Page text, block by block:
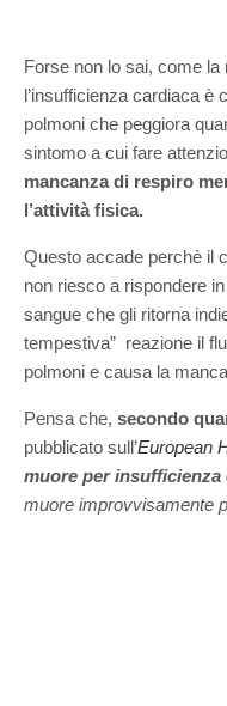
Forse non lo sai, come
l’insufficienza cardiaca è
polmoni che peggiora
sintomo a cui fare
mancanza di respiro
l’attività fisica.
Questo accade perchè il
non riesco a rispondere
sangue che gli ritorna
tempestiva” reazione il
polmoni e causa la
Pensa che, secondo
pubblicato sull’European
muore per
muore improvvisamente